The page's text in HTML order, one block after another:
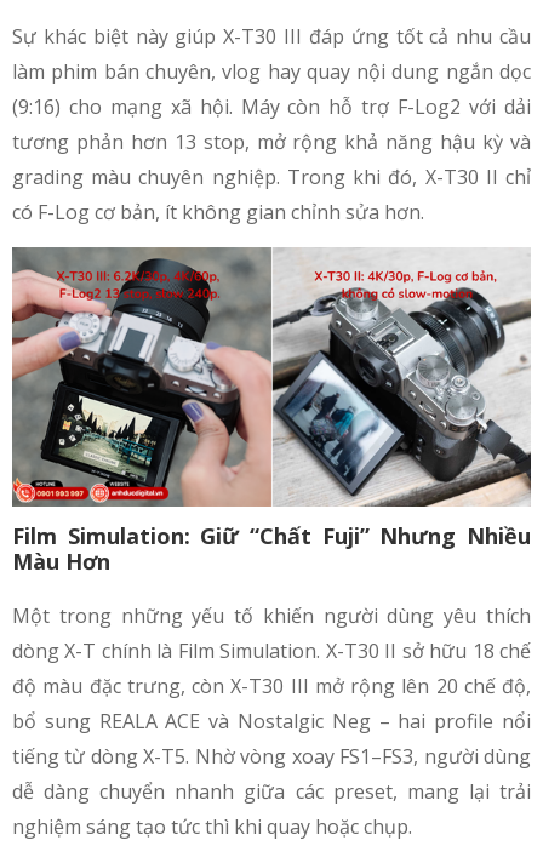
Sự khác biệt này giúp X-T30 III đáp ứng tốt cả nhu cầu
làm phim bán chuyên, vlog hay quay nội dung ngắn dọc
(9:16) cho mạng xã hội. Máy còn hỗ trợ F-Log2 với dải
tương phản hơn 13 stop, mở rộng khả năng hậu kỳ và
grading màu chuyên nghiệp. Trong khi đó, X-T30 II chỉ
có F-Log cơ bản, ít không gian chỉnh sửa hơn.
Film Simulation: Giữ “Chất Fuji” Nhưng Nhiều
Màu Hơn
Một trong những yếu tố khiến người dùng yêu thích
dòng X-T chính là Film Simulation. X-T30 II sở hữu 18 chế
độ màu đặc trưng, còn X-T30 III mở rộng lên 20 chế độ,
bổ sung REALA ACE và Nostalgic Neg – hai profile nổi
tiếng từ dòng X-T5. Nhờ vòng xoay FS1–FS3, người dùng
dễ dàng chuyển nhanh giữa các preset, mang lại trải
nghiệm sáng tạo tức thì khi quay hoặc chụp.